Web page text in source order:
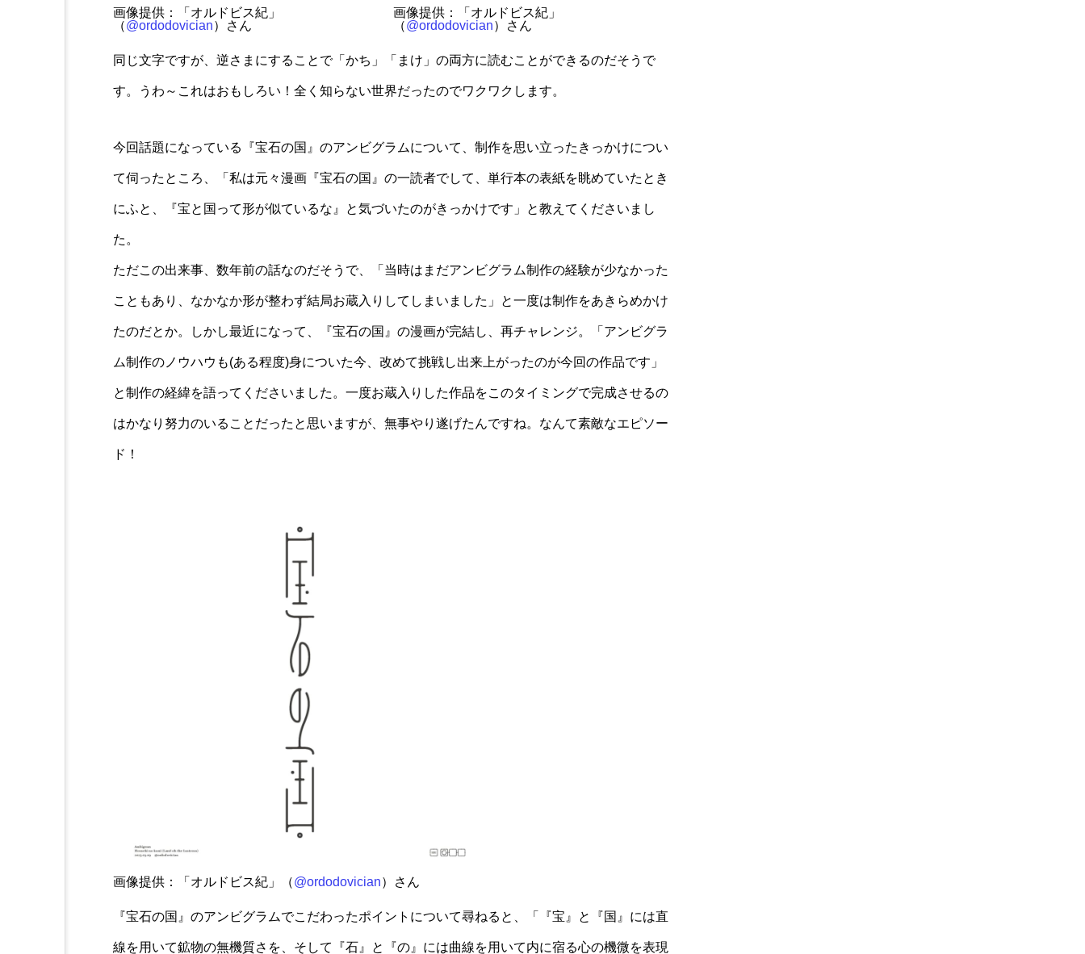
画像提供：「オルドビス紀」
（@ordodovician）さん
画像提供：「オルドビス紀」
（@ordodovician）さん
同じ文字ですが、逆さまにすることで「かち」「まけ」の両方に読むことができるのだそうで
す。うわ～これはおもしろい！全く知らない世界だったのでワクワクします。
今回話題になっている『宝石の国』のアンビグラムについて、制作を思い立ったきっかけについ
て伺ったところ、「私は元々漫画『宝石の国』の一読者でして、単行本の表紙を眺めていたとき
にふと、『宝と国って形が似ているな』と気づいたのがきっかけです」と教えてくださいまし
た。
ただこの出来事、数年前の話なのだそうで、「当時はまだアンビグラム制作の経験が少なかった
こともあり、なかなか形が整わず結局お蔵入りしてしまいました」と一度は制作をあきらめかけ
たのだとか。しかし最近になって、『宝石の国』の漫画が完結し、再チャレンジ。「アンビグラ
ム制作のノウハウも(ある程度)身についた今、改めて挑戦し出来上がったのが今回の作品です」
と制作の経緯を語ってくださいました。一度お蔵入りした作品をこのタイミングで完成させるの
はかなり努力のいることだったと思いますが、無事やり遂げたんですね。なんて素敵なエピソー
ド！
画像提供：「オルドビス紀」（@ordodovician）さん
『宝石の国』のアンビグラムでこだわったポイントについて尋ねると、「『宝』と『国』には直
線を用いて鉱物の無機質さを、そして『石』と『の』には曲線を用いて内に宿る心の機微を表現